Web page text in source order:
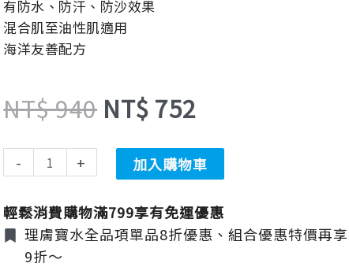
有防水、防汗、防沙效果
混合肌至油性肌適用
海洋友善配方
NT$940
價
格：
NT$ 940。
NT$ 752
NT$ 752。
-
控
油
防
液
50ml
量
+ 加入購物車
輕鬆消費購物滿799享有免運優惠
理膚寶水全品項單品8折優惠、組合優惠特價再享
9折～